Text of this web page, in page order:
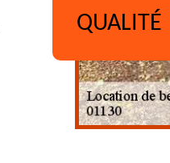
QUALITÉ